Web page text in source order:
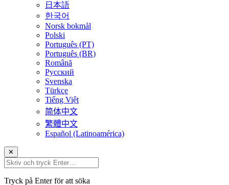
日本語
한국어
Norsk bokmål
Polski
Português (PT)
Português (BR)
Română
Русский
Svenska
Türkçe
Tiếng Việt
简体中文
繁體中文
Español (Latinoamérica)
✕
Tryck på Enter för att söka